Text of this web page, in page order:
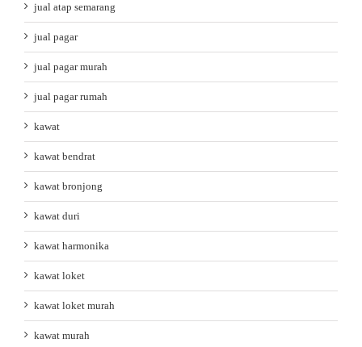
jual atap semarang
jual pagar
jual pagar murah
jual pagar rumah
kawat
kawat bendrat
kawat bronjong
kawat duri
kawat harmonika
kawat loket
kawat loket murah
kawat murah